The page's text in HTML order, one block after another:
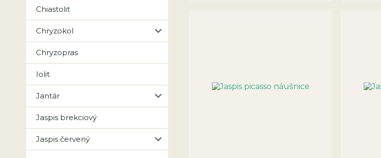
Chiastolit
Chryzokol
Chryzopras
Iolit
Jantár
Jaspis brekciový
Jaspis červený